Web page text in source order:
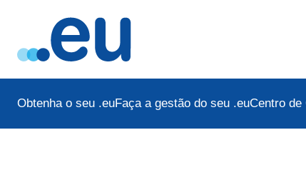
Obtenha o seu .euFaça a gestão do seu .euCentro de